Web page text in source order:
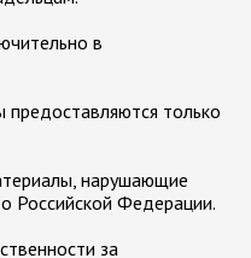
в
только
нарушающие
Российской Федерации.
за